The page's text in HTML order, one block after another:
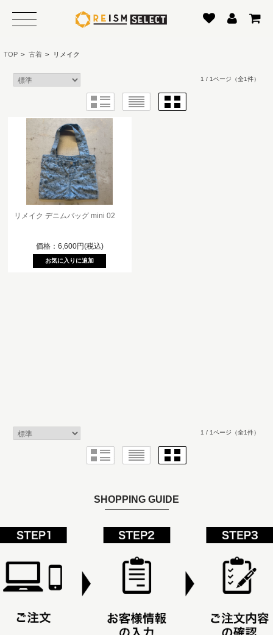
TOP > 古着 > リメイク
1 / 1ページ （全1件）
リメイク デニムバッグ mini 02
価格：6,600円(税込)
1 / 1ページ （全1件）
SHOPPING GUIDE